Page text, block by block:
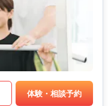
体験・相談予約